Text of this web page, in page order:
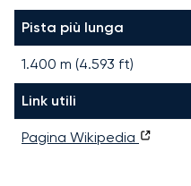
Pista più lunga
1.400 m (4.593 ft)
Link utili
Pagina Wikipedia